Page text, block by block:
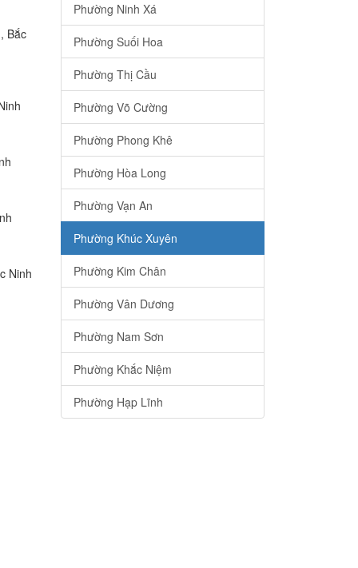
Bắc
Ninh
Phường Ninh Xá
Phường Suối Hoa
Phường Thị Cầu
Phường Võ Cường
Phường Phong Khê
Phường Hòa Long
Phường Vạn An
Phường Khúc Xuyên
Phường Kim Chân
Phường Vân Dương
Phường Nam Sơn
Phường Khắc Niệm
Phường Hạp Lĩnh